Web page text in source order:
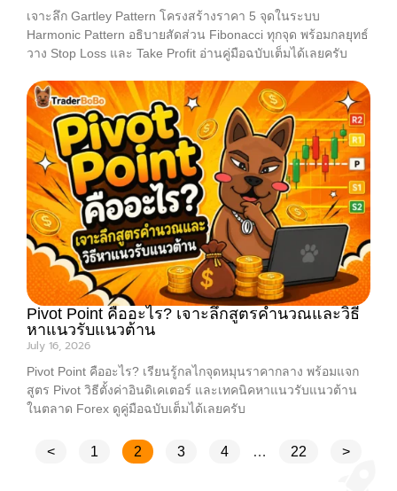
เจาะลึก Gartley Pattern โครงสร้างราคา 5 จุดในระบบ
Harmonic Pattern อธิบายสัดส่วน Fibonacci ทุกจุด พร้อมกลยุทธ์
วาง Stop Loss และ Take Profit อ่านคู่มือฉบับเต็มได้เลยครับ
Pivot Point คืออะไร? เจาะลึกสูตรคำนวณและวิธี
หาแนวรับแนวต้าน
July 16, 2026
Pivot Point คืออะไร? เรียนรู้กลไกจุดหมุนราคากลาง พร้อมแจก
สูตร Pivot วิธีตั้งค่าอินดิเคเตอร์ และเทคนิคหาแนวรับแนวต้าน
ในตลาด Forex ดูคู่มือฉบับเต็มได้เลยครับ
< 1 2 3 4 … 22 >